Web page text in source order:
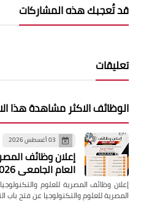
قد تُعجبك هذه المشاركات
تعليقات
الوظائف الاكثر مشاهدة هذا
03 أغسطس 2026
العام الجامعي 2027/2026
المصرية للعلوم والتكنولوجيا عن فتح باب